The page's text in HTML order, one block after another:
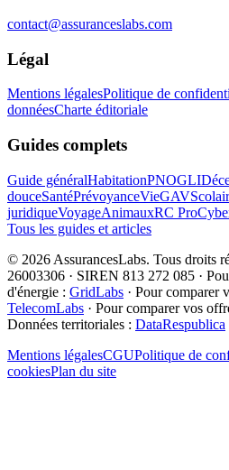
contact@assuranceslabs.com
Légal
Mentions légalesPolitique de
donnéesCharte éditoriale
Guides complets
Guide généralHabitationPNOGLI
douceSantéPrévoyanceVieGAV
juridiqueVoyageAnimauxRC Pro
Tous les guides et articles
© 2026 AssurancesLabs. Tous droits
26003306 · SIREN 813 272 085 ·
d'énergie : GridLabs · Pour comparer
TelecomLabs · Pour comparer vos
Données territoriales : DataRespublica
Mentions légalesCGUPolitique de
cookiesPlan du site